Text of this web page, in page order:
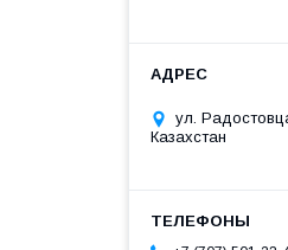
ул.
Казахстан